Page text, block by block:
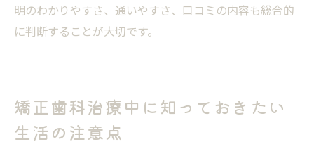
明のわかりやすさ、通いやすさ、口コミの内容も総合的
に判断することが大切です。
矯正歯科治療中に知っておきたい
生活の注意点